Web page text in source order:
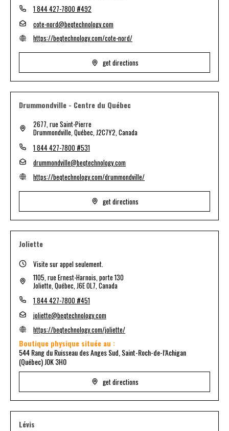
1 844 427-7800 #492
cote-nord@beqtechnology.com
https://beqtechnology.com/cote-nord/
get directions
Drummondville - Centre du Québec
2677, rue Saint-Pierre
Drummondville, Québec, J2C7Y2, Canada
1 844 427-7800 #531
drummondville@beqtechnology.com
https://beqtechnology.com/drummondville/
get directions
Joliette
Visite sur appel seulement.
1105, rue Ernest-Harnois, porte 130
Joliette, Québec, J6E 0L7, Canada
1 844 427-7800 #451
joliette@beqtechnology.com
https://beqtechnology.com/joliette/
Boutique physique située au :
544 Rang du Ruisseau des Anges Sud, Saint-Roch-de-l’Achigan
(Québec) J0K 3H0
get directions
Lévis